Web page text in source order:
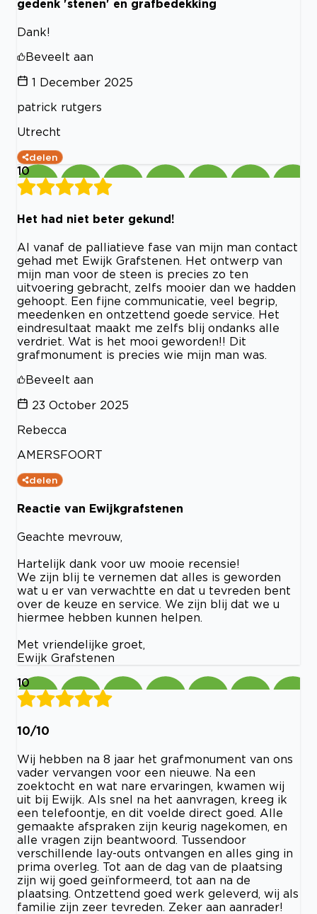
gedenk 'stenen' en grafbedekking
Dank!
Beveelt aan
1 December 2025
patrick rutgers
Utrecht
delen
10
Het had niet beter gekund!
Al vanaf de palliatieve fase van mijn man contact
gehad met Ewijk Grafstenen. Het ontwerp van
mijn man voor de steen is precies zo ten
uitvoering gebracht, zelfs mooier dan we hadden
gehoopt. Een fijne communicatie, veel begrip,
meedenken en ontzettend goede service. Het
eindresultaat maakt me zelfs blij ondanks alle
verdriet. Wat is het mooi geworden!! Dit
grafmonument is precies wie mijn man was.
Beveelt aan
23 October 2025
Rebecca
AMERSFOORT
delen
Reactie van Ewijkgrafstenen
Geachte mevrouw,
Hartelijk dank voor uw mooie recensie!
We zijn blij te vernemen dat alles is geworden
wat u er van verwachtte en dat u tevreden bent
over de keuze en service. We zijn blij dat we u
hiermee hebben kunnen helpen.
Met vriendelijke groet,
Ewijk Grafstenen
10
10/10
Wij hebben na 8 jaar het grafmonument van ons
vader vervangen voor een nieuwe. Na een
zoektocht en wat nare ervaringen, kwamen wij
uit bij Ewijk. Als snel na het aanvragen, kreeg ik
een telefoontje, en dit voelde direct goed. Alle
gemaakte afspraken zijn keurig nagekomen, en
alle vragen zijn beantwoord. Tussendoor
verschillende lay-outs ontvangen en alles ging in
prima overleg. Tot aan de dag van de plaatsing
zijn wij goed geïnformeerd, tot aan na de
plaatsing. Ontzettend goed werk geleverd, wij als
familie zijn zeer tevreden. Zeker aan aanrader!